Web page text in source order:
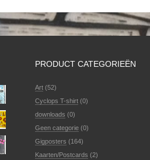
PRODUCT CATEGORIEËN
Art (52)
Cyclops T-shirt (0)
downloads (0)
Geen categorie (0)
Gigposters (164)
Kaarten/Postcards (2)